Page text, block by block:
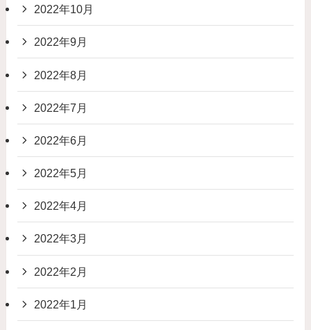
2022年10月
2022年9月
2022年8月
2022年7月
2022年6月
2022年5月
2022年4月
2022年3月
2022年2月
2022年1月